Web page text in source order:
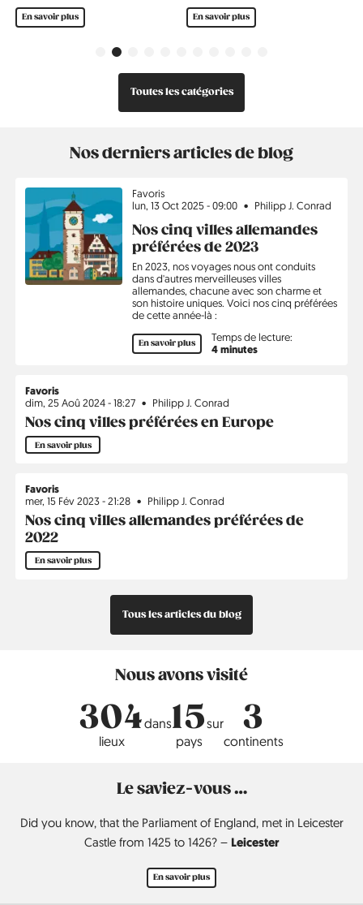
En savoir plus En savoir plus
Toutes les catégories
Nos derniers articles de blog
Sujet
Favoris
lun, 13 Oct 2025 - 09:00
Philipp J. Conrad
Nos cinq villes allemandes
préférées de 2023
En 2023, nos voyages nous ont conduits
dans d'autres merveilleuses villes
allemandes, chacune avec son charme et
son histoire uniques. Voici nos cinq préférées
de cette année-là :
En savoir plus Temps de lecture:
4 minutes
Favoris
dim, 25 Aoû 2024 - 18:27 Philipp J. Conrad
Nos cinq villes préférées en Europe
En savoir plus
Favoris
mer, 15 Fév 2023 - 21:28 Philipp J. Conrad
Nos cinq villes allemandes préférées de
2022
En savoir plus
Tous les articles du blog
Nous avons visité
304
lieux
dans15
pays
sur 3
continents
Le saviez-vous …
Did you know, that the Parliament of England, met in Leicester
Castle from 1425 to 1426? – Leicester
En savoir plus